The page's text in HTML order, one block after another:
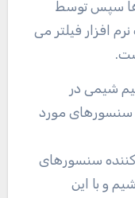
ها سپس توسط
افزار فیلتر می
شیمی در
سنسورهای مورد
سنسورهای
و با این